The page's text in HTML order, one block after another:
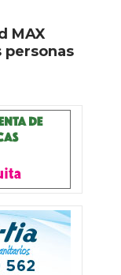
MAX
personas